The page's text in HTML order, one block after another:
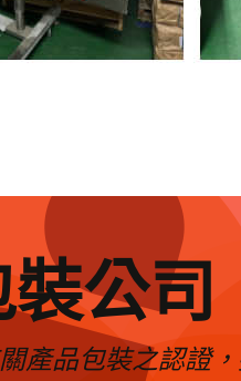
公司
產品包裝之認證